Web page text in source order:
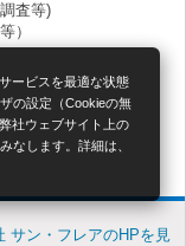
ービスを最適な状態
の設定（Cookieの無
社ウェブサイト上の
なします。詳細は、
査等)
）
サン・フレアのHPを見